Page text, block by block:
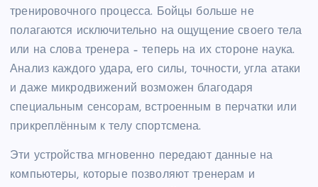
тренировочного процесса. Бойцы больше не
полагаются исключительно на ощущение своего тела
или на слова тренера – теперь на их стороне наука.
Анализ каждого удара, его силы, точности, угла атаки
и даже микродвижений возможен благодаря
специальным сенсорам, встроенным в перчатки или
прикреплённым к телу спортсмена.
Эти устройства мгновенно передают данные на
компьютеры, которые позволяют тренерам и